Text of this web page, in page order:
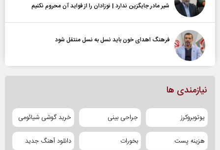
شیر مادر جایگزین ندارد | نوزادان را از فواید آن محروم نکنیم
فرهنگ اهدای خون باید نسل به نسل منتقل شود
نیازمندی ها
یوتوبروکرز جراحی بینی خرید گوشی شیائومی
هزینه پست بخورات دانلود آهنگ جدید